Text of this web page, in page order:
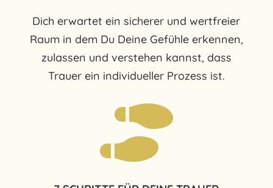
Dich erwartet ein sicherer und wertfreier
Raum in dem Du Deine Gefühle erkennen,
zulassen und verstehen kannst, dass
Trauer ein individueller Prozess ist.
